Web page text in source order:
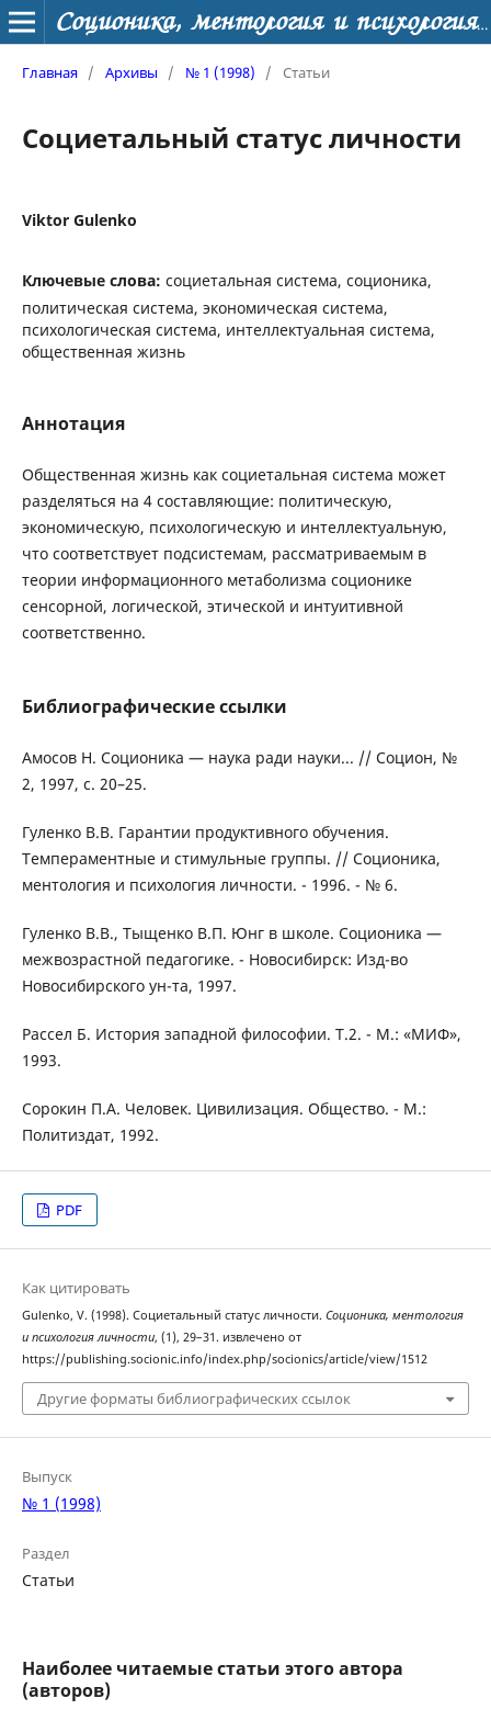
Соционика, ментология и психология личности
Главная / Архивы / № 1 (1998) / Статьи
Социетальный статус личности
Viktor Gulenko
Ключевые слова: социетальная система, соционика,
политическая система, экономическая система,
психологическая система, интеллектуальная система,
общественная жизнь
Аннотация
Общественная жизнь как социетальная система может
разделяться на 4 составляющие: политическую,
экономическую, психологическую и интеллектуальную,
что соответствует подсистемам, рассматриваемым в
теории информационного метаболизма соционике
сенсорной, логической, этической и интуитивной
соответственно.
Библиографические ссылки
Амосов Н. Соционика — наука ради науки... // Социон, №
2, 1997, с. 20–25.
Гуленко В.В. Гарантии продуктивного обучения.
Темпераментные и стимульные группы. // Соционика,
ментология и психология личности. - 1996. - № 6.
Гуленко В.В., Тыщенко В.П. Юнг в школе. Соционика —
межвозрастной педагогике. - Новосибирск: Изд-во
Новосибирского ун-та, 1997.
Рассел Б. История западной философии. Т.2. - М.: «МИФ»,
1993.
Сорокин П.А. Человек. Цивилизация. Общество. - М.:
Политиздат, 1992.
PDF
Как цитировать
Gulenko, V. (1998). Социетальный статус личности. Соционика, ментология
и психология личности, (1), 29–31. извлечено от
https://publishing.socionic.info/index.php/socionics/article/view/1512
Другие форматы библиографических ссылок
Выпуск
№ 1 (1998)
Раздел
Статьи
Наиболее читаемые статьи этого автора
(авторов)